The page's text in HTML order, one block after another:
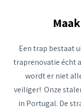
Een trap bestaat
traprenovatie écht
wordt er niet
veiliger! Onze
in Portugal. De